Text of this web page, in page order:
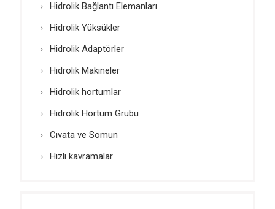
Hidrolik Bağlantı Elemanları
Hidrolik Yüksükler
Hidrolik Adaptörler
Hidrolik Makineler
Hidrolik hortumlar
Hidrolik Hortum Grubu
Cıvata ve Somun
Hızlı kavramalar